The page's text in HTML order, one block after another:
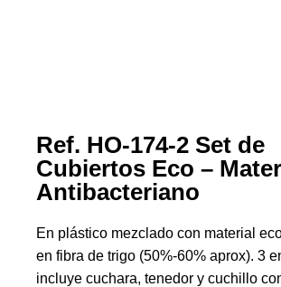
Ref. HO-174-2 Set de
Cubiertos Eco –
Antibacteriano
En plástico mezclado con material
en fibra de trigo (50%-60% aprox). 3
incluye cuchara, tenedor y cuchillo